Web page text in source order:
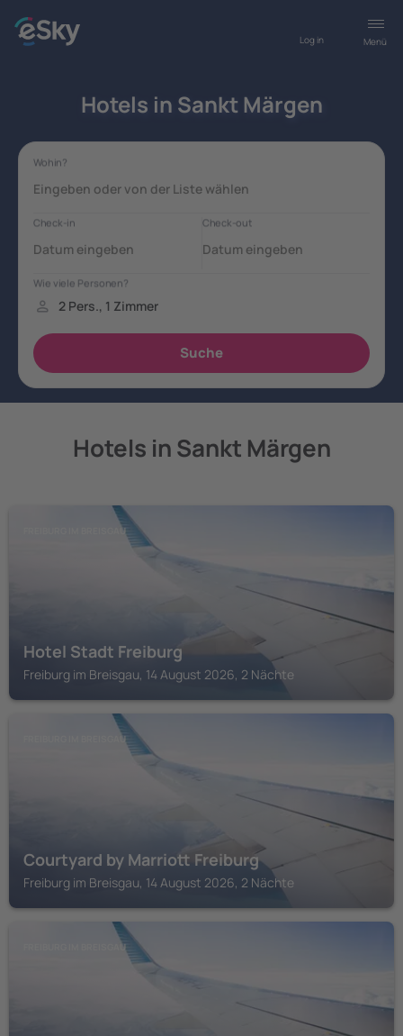
Menü
Log in
Hotels in Sankt Märgen
Hotels in Sankt Märgen
FREIBURG IM BREISGAU
Hotel Stadt Freiburg
Freiburg im Breisgau, 14 August 2026, 2 Nächte
FREIBURG IM BREISGAU
Courtyard by Marriott Freiburg
Freiburg im Breisgau, 14 August 2026, 2 Nächte
FREIBURG IM BREISGAU